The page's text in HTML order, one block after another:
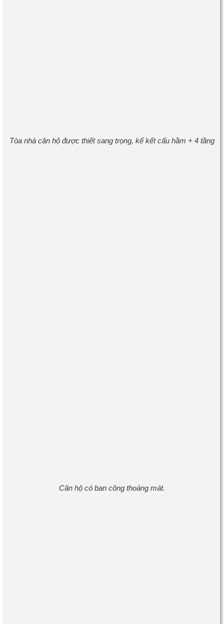
Tòa nhà căn hộ được thiết sang trọng, kế kết cấu hầm + 4 tầng
Căn hộ có ban công thoáng mát.